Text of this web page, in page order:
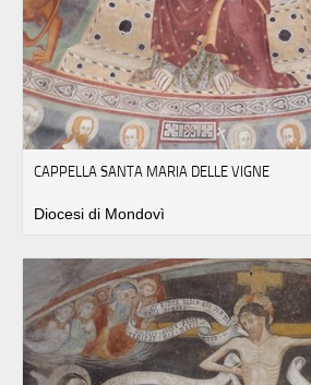
CAPPELLA SANTA MARIA DELLE VIGNE
Diocesi di Mondovì